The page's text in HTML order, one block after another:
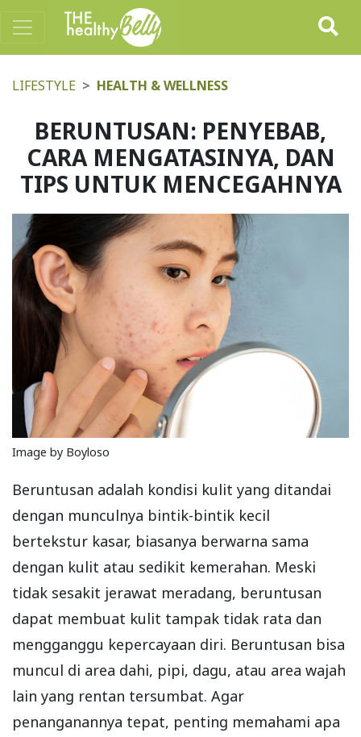
LIFESTYLE HEALTH & WELLNESS
BERUNTUSAN: PENYEBAB,
CARA MENGATASINYA, DAN
TIPS UNTUK MENCEGAHNYA
Image by Boyloso
Beruntusan adalah kondisi kulit yang ditandai
dengan munculnya bintik-bintik kecil
bertekstur kasar, biasanya berwarna sama
dengan kulit atau sedikit kemerahan. Meski
tidak sesakit jerawat meradang, beruntusan
dapat membuat kulit tampak tidak rata dan
mengganggu kepercayaan diri. Beruntusan bisa
muncul di area dahi, pipi, dagu, atau area wajah
lain yang rentan tersumbat. Agar
penanganannya tepat, penting memahami apa